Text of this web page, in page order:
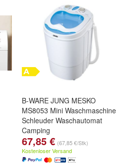
B-WARE JUNG MESKO
MS8053 Mini Waschmaschine
Schleuder Waschautomat
Camping
67,85 € (67,85 €/Stk)
Kostenloser Versand